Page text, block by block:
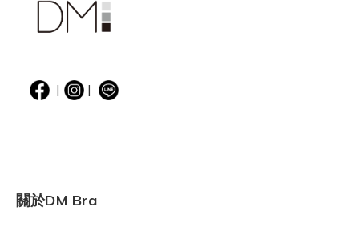
| |
關於DM Bra